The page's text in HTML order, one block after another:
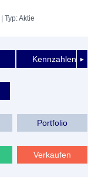
| Typ: Aktie
►
Kennzahlen
Portfolio
Verkaufen